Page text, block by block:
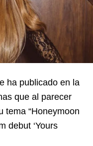
ha publicado en la
que al parecer
tema “Honeymoon
debut ‘Yours